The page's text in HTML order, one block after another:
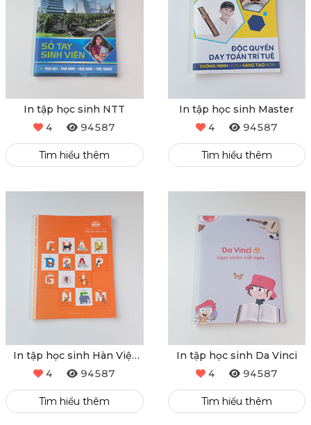
In tập học sinh NTT
4
94587
Tìm hiểu thêm
In tập học sinh Master
4
94587
Tìm hiểu thêm
In tập học sinh Hàn Việt
Hải
4 94587
Tìm hiểu thêm
In tập học sinh Da Vinci
4
94587
Tìm hiểu thêm